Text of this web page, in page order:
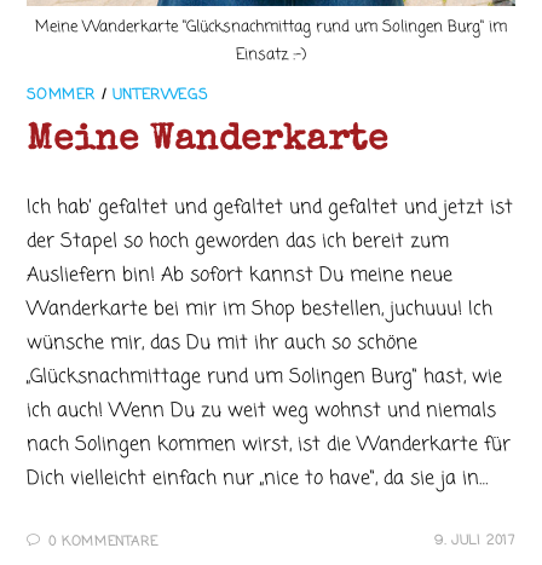
Meine Wanderkarte "Glücksnachmittag rund um Solingen Burg" im
Einsatz :-)
SOMMER / UNTERWEGS
Meine Wanderkarte
Ich hab’ gefaltet und gefaltet und gefaltet und jetzt ist
der Stapel so hoch geworden das ich bereit zum
Ausliefern bin! Ab sofort kannst Du meine neue
Wanderkarte bei mir im Shop bestellen, juchuuu! Ich
wünsche mir, das Du mit ihr auch so schöne
„Glücksnachmittage rund um Solingen Burg“ hast, wie
ich auch! Wenn Du zu weit weg wohnst und niemals
nach Solingen kommen wirst, ist die Wanderkarte für
Dich vielleicht einfach nur „nice to have“, da sie ja in…
0 KOMMENTARE 9. JULI 2017